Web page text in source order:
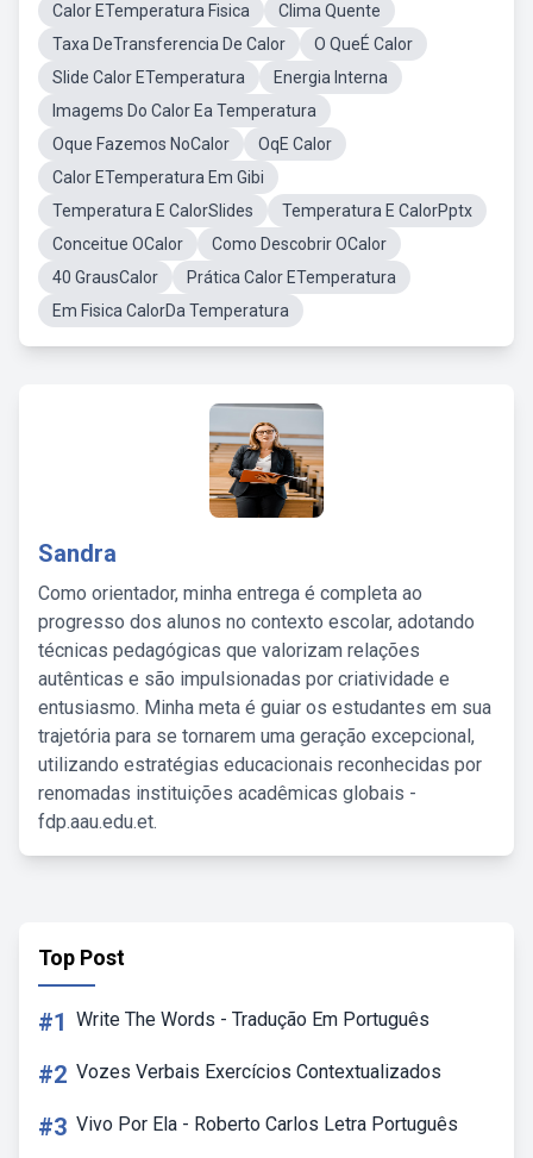
Calor ETemperatura Fisica
Clima Quente
Taxa DeTransferencia De Calor
O QueÉ Calor
Slide Calor ETemperatura
Energia Interna
Imagems Do Calor Ea Temperatura
Oque Fazemos NoCalor
OqE Calor
Calor ETemperatura Em Gibi
Temperatura E CalorSlides
Temperatura E CalorPptx
Conceitue OCalor
Como Descobrir OCalor
40 GrausCalor
Prática Calor ETemperatura
Em Fisica CalorDa Temperatura
Sandra
Como orientador, minha entrega é completa ao
progresso dos alunos no contexto escolar, adotando
técnicas pedagógicas que valorizam relações
autênticas e são impulsionadas por criatividade e
entusiasmo. Minha meta é guiar os estudantes em sua
trajetória para se tornarem uma geração excepcional,
utilizando estratégias educacionais reconhecidas por
renomadas instituições acadêmicas globais -
fdp.aau.edu.et.
Top Post
#1 Write The Words - Tradução Em Português
#2 Vozes Verbais Exercícios Contextualizados
#3 Vivo Por Ela - Roberto Carlos Letra Português